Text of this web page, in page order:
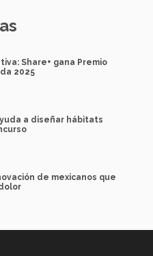
Share+ gana Premio
2025
a diseñar hábitats
de mexicanos que